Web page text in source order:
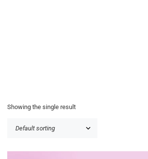
Showing the single result